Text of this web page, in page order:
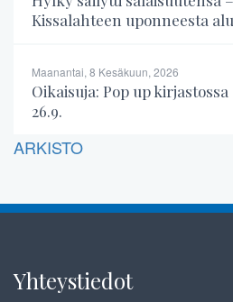
Kissalahteen uponneesta
Maanantai, 8 Kesäkuun, 2026
Oikaisuja: Pop up
26.9.
ARKISTO
Yhteystiedot